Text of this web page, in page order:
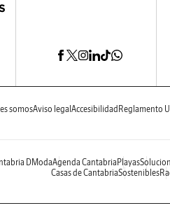
somosAviso legal Accesibilidad Reglamento
DModaAgenda Cantabria Playas
Casas de CantabriaSostenibles